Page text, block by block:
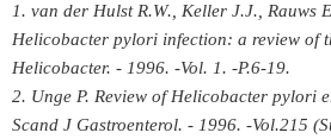
1. van der Hulst R.W., Keller J.J., Rauws
Helicobacter pylori infection: a review of
Helicobacter. - 1996. -Vol. 1. -P.6-19.
2. Unge P. Review of Helicobacter pylori
Scand J Gastroenterol. - 1996. -Vol.215